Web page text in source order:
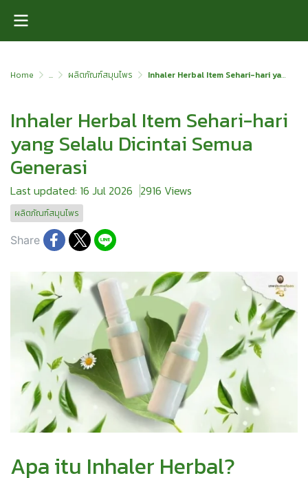
Home ... ผลิตภัณฑ์สมุนไพร Inhaler Herbal Item Sehari-hari yang Selalu Dicintai Semua Generasi
Inhaler Herbal Item Sehari-hari
yang Selalu Dicintai Semua
Generasi
Last updated: 16 Jul 2026 2916 Views
ผลิตภัณฑ์สมุนไพร
Share
Apa itu Inhaler Herbal?